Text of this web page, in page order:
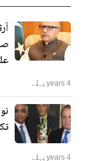
4 years پہلے
4 years پہلے